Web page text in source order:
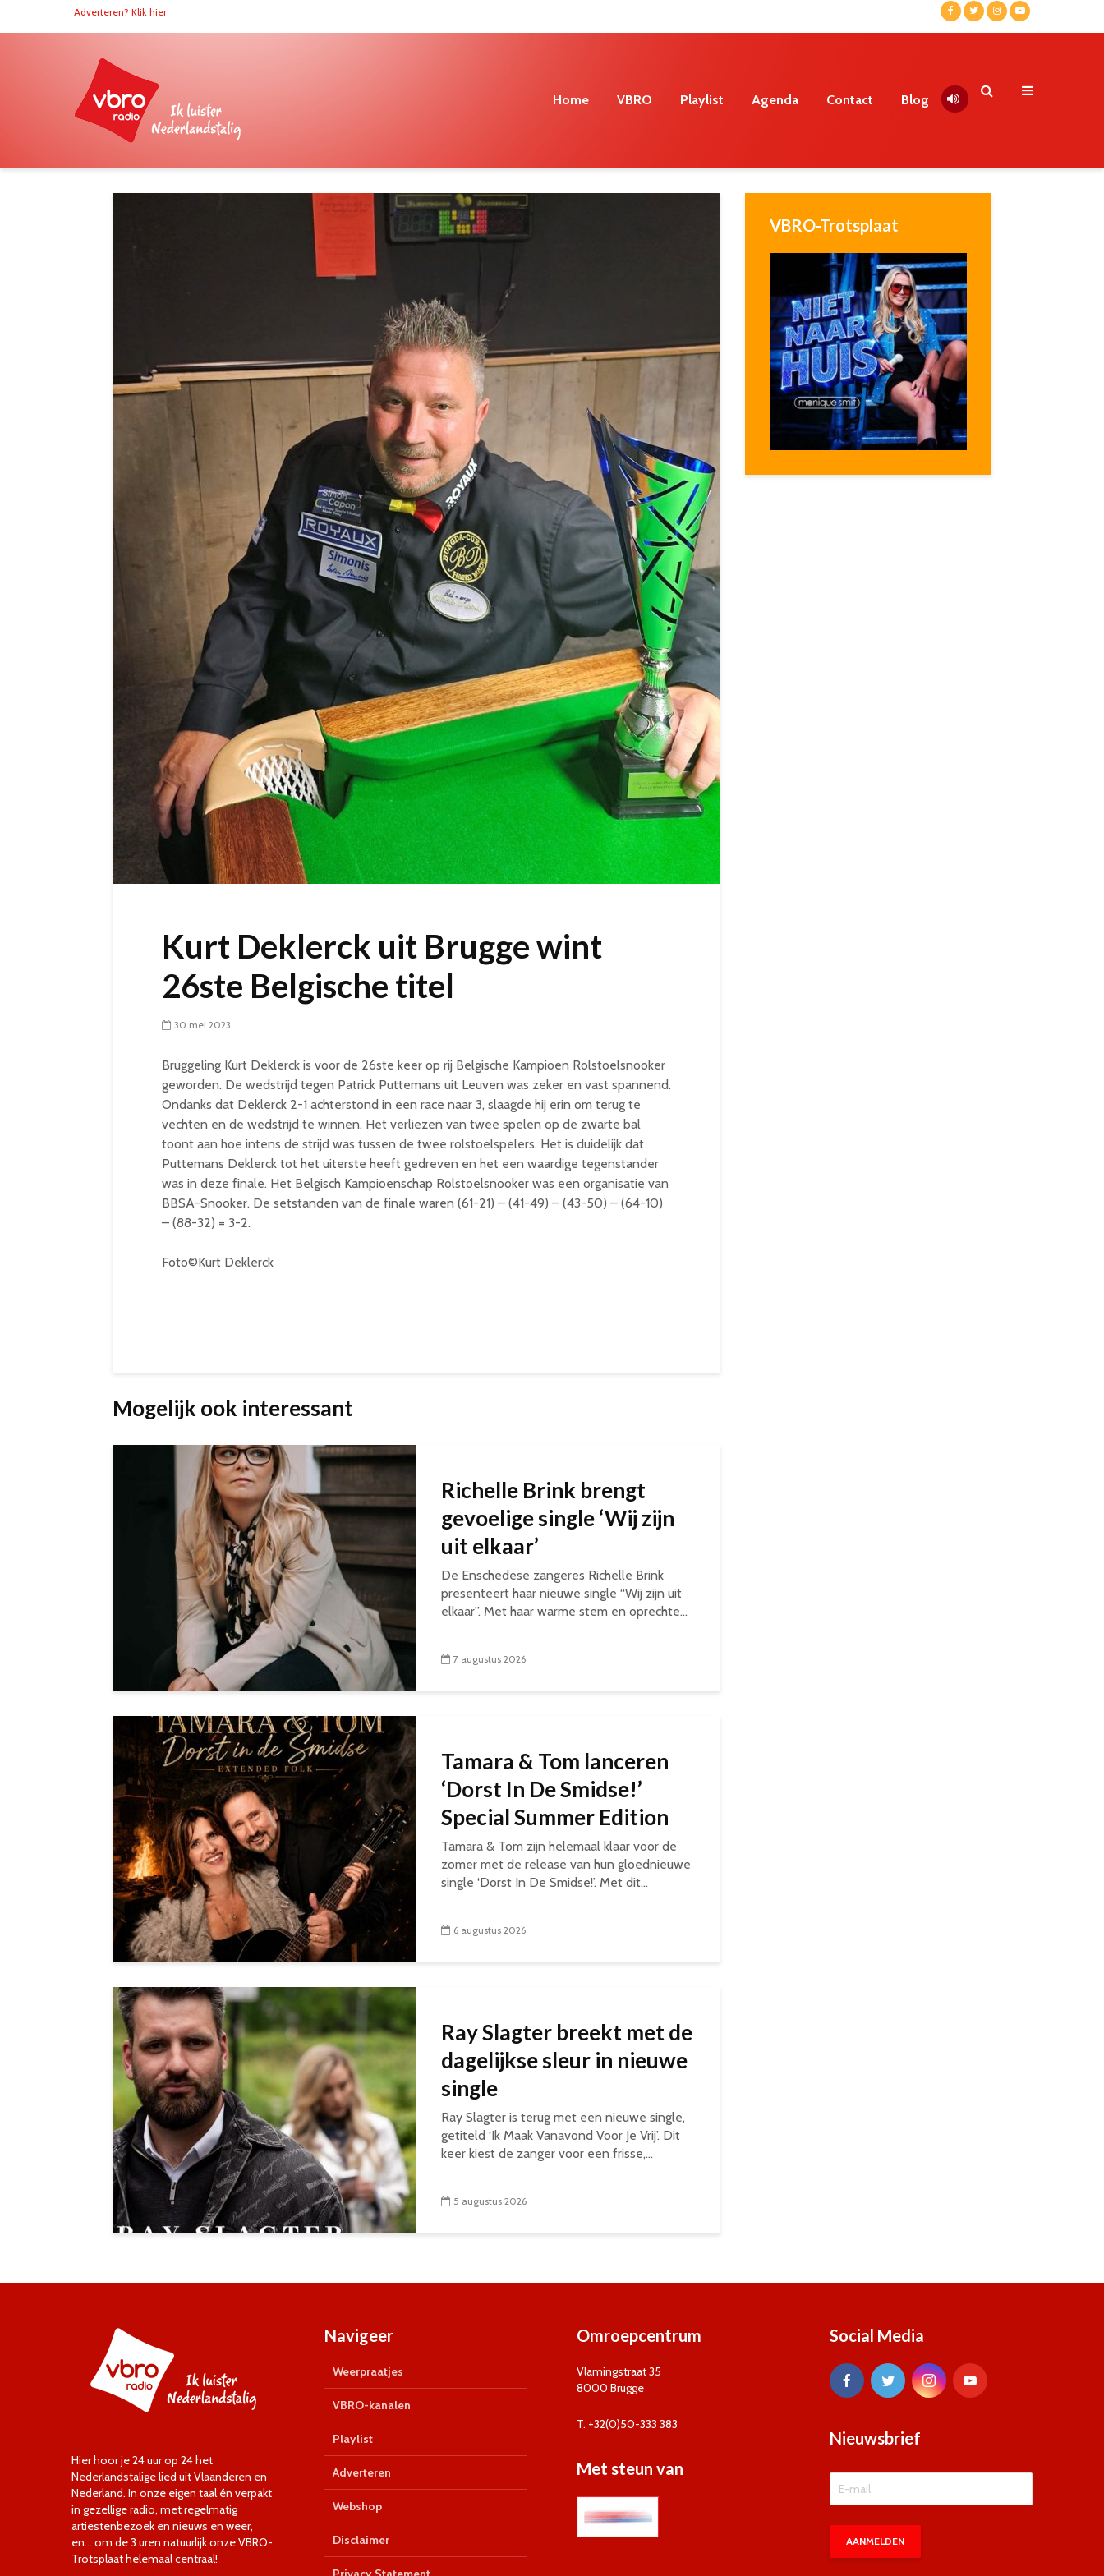
Adverteren? Klik hier
Home VBRO Playlist Agenda Contact Blog
Kurt Deklerck uit Brugge wint
26ste Belgische titel
30 mei 2023
Bruggeling Kurt Deklerck is voor de 26ste keer op rij Belgische Kampioen Rolstoelsnooker
geworden. De wedstrijd tegen Patrick Puttemans uit Leuven was zeker en vast spannend.
Ondanks dat Deklerck 2-1 achterstond in een race naar 3, slaagde hij erin om terug te
vechten en de wedstrijd te winnen. Het verliezen van twee spelen op de zwarte bal
toont aan hoe intens de strijd was tussen de twee rolstoelspelers. Het is duidelijk dat
Puttemans Deklerck tot het uiterste heeft gedreven en het een waardige tegenstander
was in deze finale. Het Belgisch Kampioenschap Rolstoelsnooker was een organisatie van
BBSA-Snooker. De setstanden van de finale waren (61-21) – (41-49) – (43-50) – (64-10)
– (88-32) = 3-2.
Foto©Kurt Deklerck
Mogelijk ook interessant
Richelle Brink brengt
gevoelige single ‘Wij zijn
uit elkaar’
De Enschedese zangeres Richelle Brink
presenteert haar nieuwe single “Wij zijn uit
elkaar”. Met haar warme stem en oprechte...
7 augustus 2026
Tamara & Tom lanceren
‘Dorst In De Smidse!’
Special Summer Edition
Tamara & Tom zijn helemaal klaar voor de
zomer met de release van hun gloednieuwe
single ‘Dorst In De Smidse!’. Met dit...
6 augustus 2026
Ray Slagter breekt met de
dagelijkse sleur in nieuwe
single
Ray Slagter is terug met een nieuwe single,
getiteld ‘Ik Maak Vanavond Voor Je Vrij’. Dit
keer kiest de zanger voor een frisse,...
5 augustus 2026
VBRO-Trotsplaat
Hier hoor je 24 uur op 24 het
Nederlandstalige lied uit Vlaanderen en
Nederland. In onze eigen taal én verpakt
in gezellige radio, met regelmatig
artiestenbezoek en nieuws en weer,
en… om de 3 uren natuurlijk onze VBRO-
Trotsplaat helemaal centraal!
Navigeer
Weerpraatjes
VBRO-kanalen
Playlist
Adverteren
Webshop
Disclaimer
Omroepcentrum
Vlamingstraat 35
8000 Brugge
T. +32(0)50-333 383
Met steun van
Social Media
Nieuwsbrief